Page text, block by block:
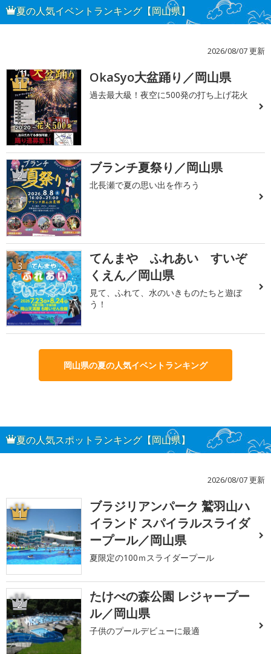
夏の人気イベントランキング【岡山県】
2026/08/07 更新
1 OkaSyo大盆踊り／岡山県
過去最大級！夜空に500発の打ち上げ花火
2 ブランチ夏祭り／岡山県
北長瀬で夏の思い出を作ろう
3
てんまや ふれあい すいぞ
くえん／岡山県
見て、ふれて、水のいきものたちと遊ぼ
う！
岡山県の夏の人気イベントランキング
夏の人気スポットランキング【岡山県】
2026/08/07 更新
1
ブラジリアンパーク 鷲羽山ハ
イランド スパイラルスライダ
ープール／岡山県
夏限定の100ｍスライダープール
2
たけべの森公園 レジャープー
ル／岡山県
子供のプールデビューに最適